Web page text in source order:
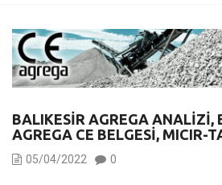
BALIKESIR AGREGA ANALIZI,
AGREGA CE BELGESI, MICIR-
05/04/2022 0